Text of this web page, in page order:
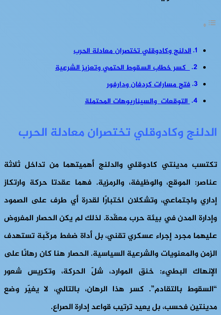
الدلنج وكادوقلي تختصران معادلة الحرب
كسر خطاب السقوط الحتمي وتعزيز الشرعية
فتح مسارات كردفان ودارفور
التوقعات والسيناريوهات المحتملة
الدلنج وكادوقلي تختصران معادلة الحرب
تكتسب مدينتي كادوقلي والدلنج أهميتهما من تداخل ثلاثة
عناصر: الموقع، والوظيفة، والرمزية. فهما عقدتا حركة وارتكاز
إداري واجتماعي، وتشكلان اختبارًا لقدرة أي طرف على الصمود
وإدارة المدن في بيئة حرب معقّدة. لذلك لم يكن الحصار المفروض
عليهما مجرد إجراء عسكري تقني، بل أداة ضغط مركّبة تستهدف
الزمن والمعنويات والشرعية السياسية. الحصار هنا كان رهانًا على
الإنهاك البطيء: خنق الموارد، شلّ الحركة، وتكريس شعور
“السقوط بالتقادم”. كسر هذا الرهان، بالتالي، لا يغيّر وضع
مدينتين فحسب، بل يعيد ترتيب قواعد إدارة الصراع.